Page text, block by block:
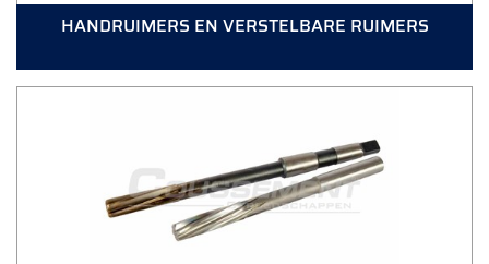
HANDRUIMERS EN VERSTELBARE RUIMERS